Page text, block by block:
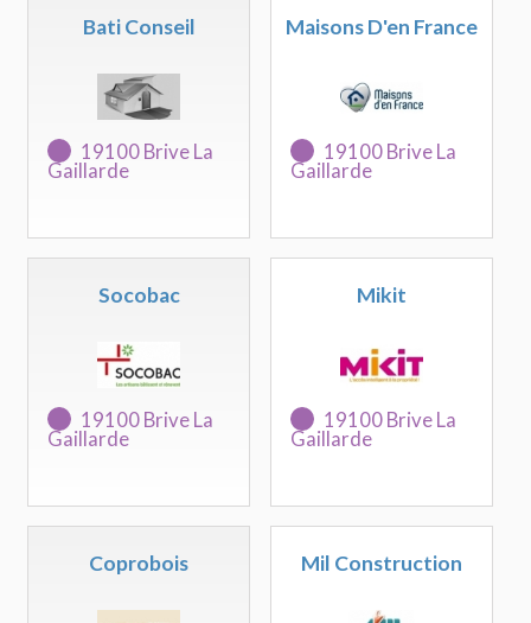
Bati Conseil
19100 Brive La
Gaillarde
Maisons D'en France
19100 Brive La
Gaillarde
Socobac
19100 Brive La
Gaillarde
Mikit
19100 Brive La
Gaillarde
Coprobois Mil Construction